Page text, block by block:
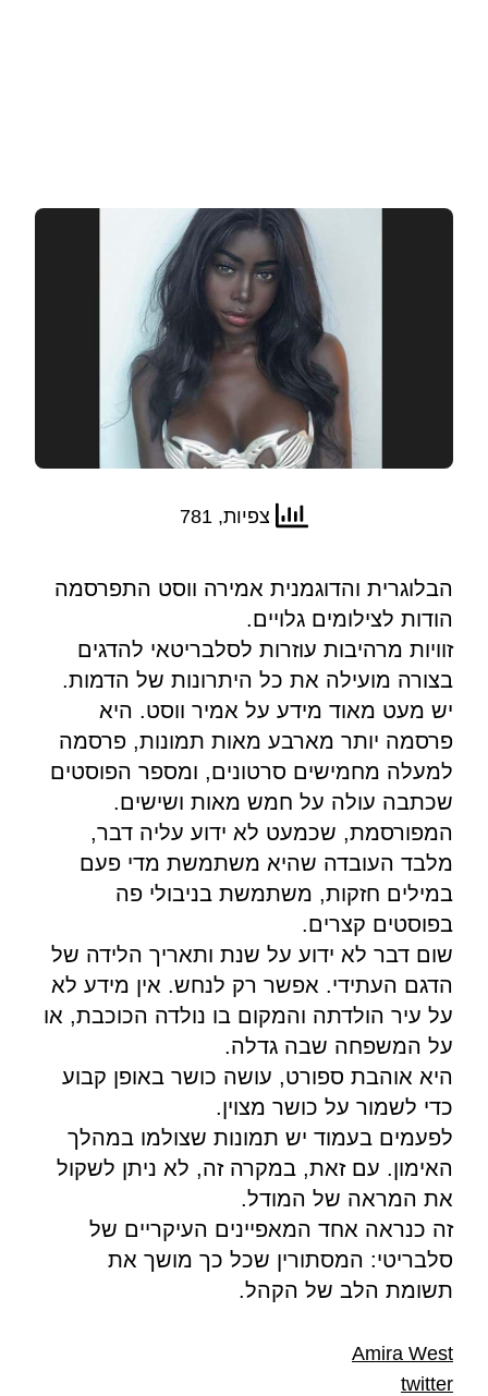
צפיות, 781
הבלוגרית והדוגמנית אמירה ווסט התפרסמה
הודות לצילומים גלויים.
זוויות מרהיבות עוזרות לסלבריטאי להדגים
בצורה מועילה את כל היתרונות של הדמות.
יש מעט מאוד מידע על אמיר ווסט. היא
פרסמה יותר מארבע מאות תמונות, פרסמה
למעלה מחמישים סרטונים, ומספר הפוסטים
שכתבה עולה על חמש מאות ושישים.
המפורסמת, שכמעט לא ידוע עליה דבר,
מלבד העובדה שהיא משתמשת מדי פעם
במילים חזקות, משתמשת בניבולי פה
בפוסטים קצרים.
שום דבר לא ידוע על שנת ותאריך הלידה של
הדגם העתידי. אפשר רק לנחש. אין מידע לא
על עיר הולדתה והמקום בו נולדה הכוכבת, או
על המשפחה שבה גדלה.
היא אוהבת ספורט, עושה כושר באופן קבוע
כדי לשמור על כושר מצוין.
לפעמים בעמוד יש תמונות שצולמו במהלך
האימון. עם זאת, במקרה זה, לא ניתן לשקול
את המראה של המודל.
זה כנראה אחד המאפיינים העיקריים של
סלבריטי: המסתורין שכל כך מושך את
תשומת הלב של הקהל.
Amira West
twitter